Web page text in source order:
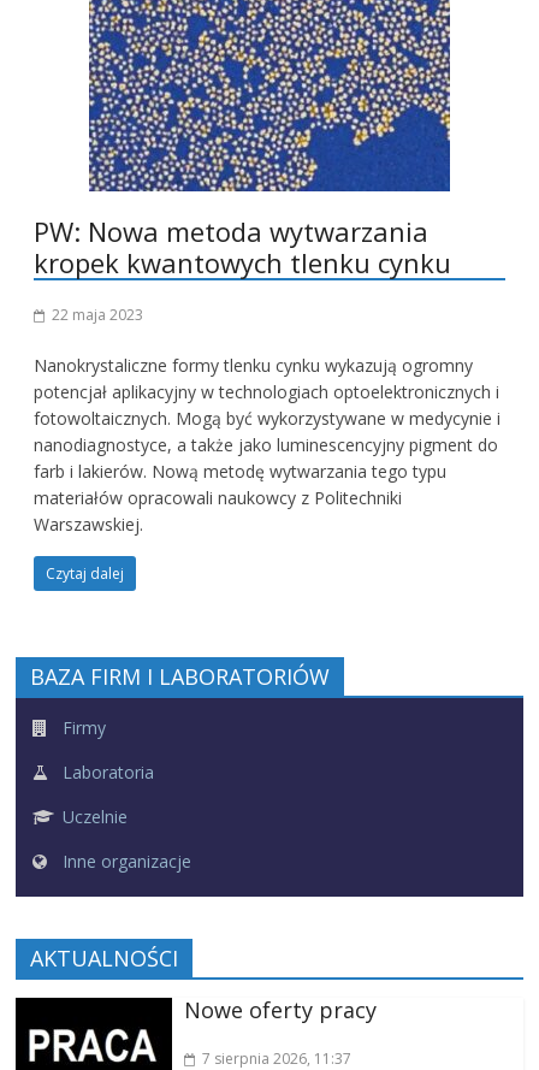
PW: Nowa metoda wytwarzania
kropek kwantowych tlenku cynku
22 maja 2023
Nanokrystaliczne formy tlenku cynku wykazują ogromny
potencjał aplikacyjny w technologiach optoelektronicznych i
fotowoltaicznych. Mogą być wykorzystywane w medycynie i
nanodiagnostyce, a także jako luminescencyjny pigment do
farb i lakierów. Nową metodę wytwarzania tego typu
materiałów opracowali naukowcy z Politechniki
Warszawskiej.
Czytaj dalej
BAZA FIRM I LABORATORIÓW
Firmy
Laboratoria
Uczelnie
Inne organizacje
AKTUALNOŚCI
Nowe oferty pracy
7 sierpnia 2026, 11:37